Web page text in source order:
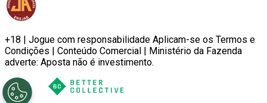
+18 | Jogue com responsabilidade Aplicam-se os Termos e
Condições | Conteúdo Comercial | Ministério da Fazenda
adverte: Aposta não é investimento.